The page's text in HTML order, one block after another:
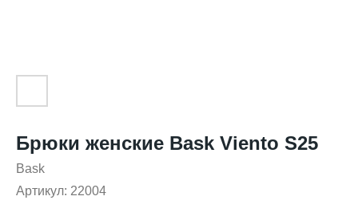
Брюки женские Bask Viento S25
Bask
Артикул: 22004